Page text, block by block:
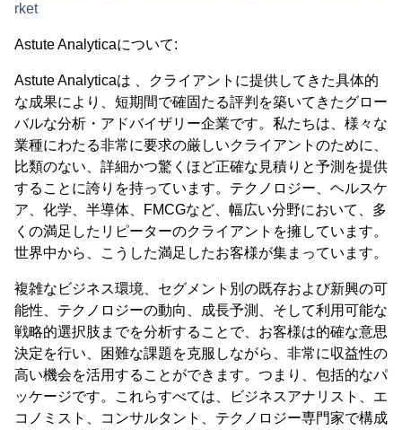
rket
Astute Analyticaについて:
Astute Analyticaは 、クライアントに提供してきた具体的
な成果により、短期間で確固たる評判を築いてきたグロー
バルな分析・アドバイザリー企業です。私たちは、様々な
業種にわたる非常に要求の厳しいクライアントのために、
比類のない、詳細かつ驚くほど正確な見積りと予測を提供
することに誇りを持っています。テクノロジー、ヘルスケ
ア、化学、半導体、FMCGなど、幅広い分野において、多
くの満足したリピーターのクライアントを擁しています。
世界中から、こうした満足したお客様が集まっています。
複雑なビジネス環境、セグメント別の既存および新興の可
能性、テクノロジーの動向、成長予測、そして利用可能な
戦略的選択肢までを分析することで、お客様は的確な意思
決定を行い、困難な課題を克服しながら、非常に収益性の
高い機会を活用することができます。つまり、包括的なパ
ッケージです。これらすべては、ビジネスアナリスト、エ
コノミスト、コンサルタント、テクノロジー専門家で構成